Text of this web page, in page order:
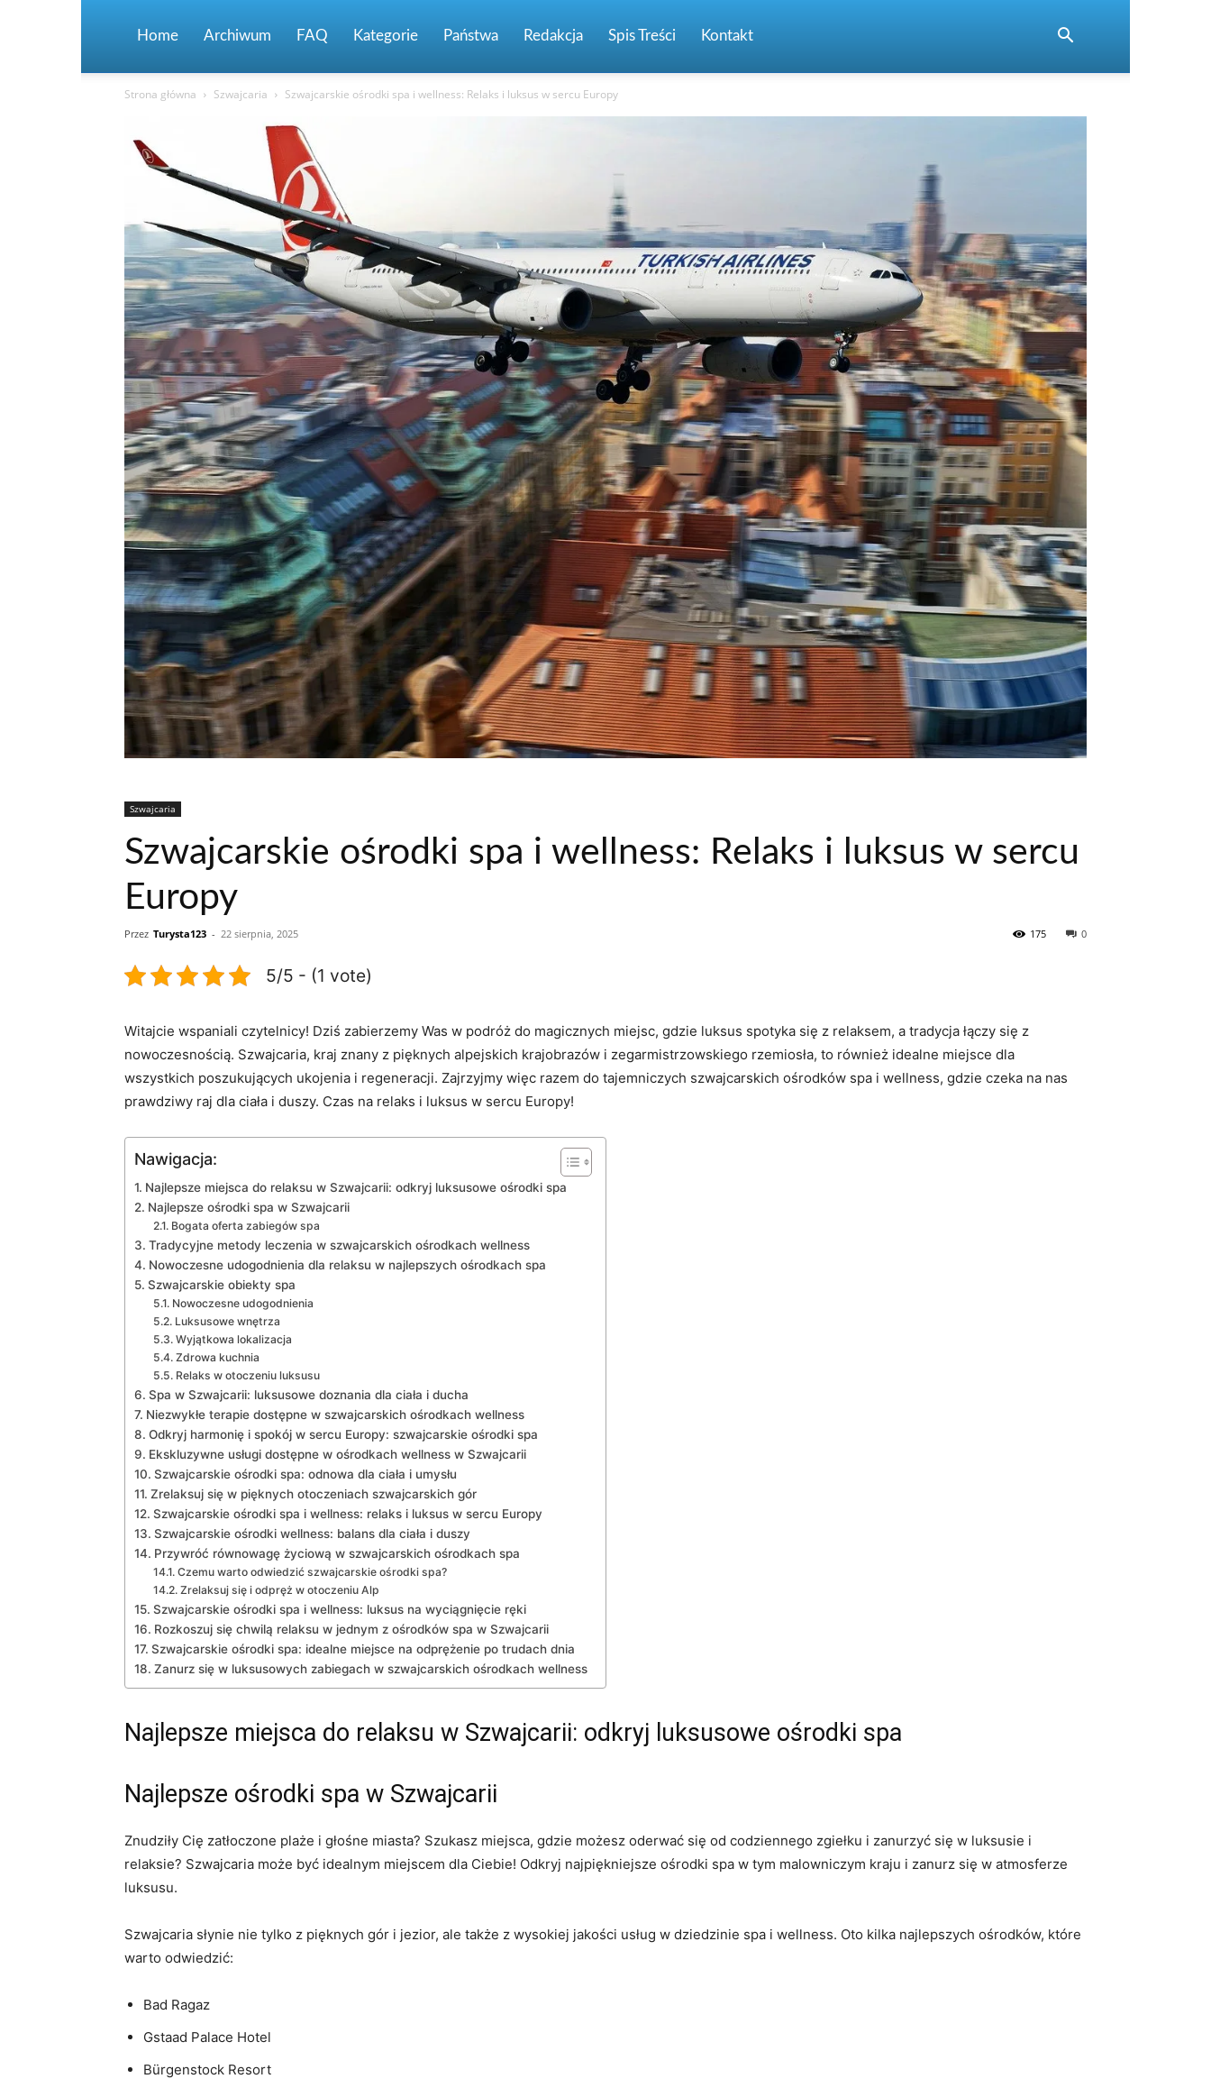
Home Archiwum FAQ Kategorie Państwa Redakcja Spis Treści Kontakt
Strona główna Szwajcaria Szwajcarskie ośrodki spa i wellness: Relaks i luksus w sercu Europy
Szwajcaria
Szwajcarskie ośrodki spa i wellness: Relaks i luksus w sercu
Europy
Przez Turysta123 - 22 sierpnia, 2025 0
175
5/5 - (1 vote)
Witajcie wspaniali czytelnicy! Dziś zabierzemy Was w podróż do magicznych miejsc, gdzie luksus spotyka się z relaksem, a tradycja łączy się z
nowoczesnością. Szwajcaria, kraj​ znany z pięknych alpejskich krajobrazów i zegarmistrzowskiego rzemiosła, ​to również idealne miejsce dla⁢
wszystkich poszukujących ukojenia i regeneracji. Zajrzyjmy więc razem do tajemniczych szwajcarskich ośrodków spa i wellness, gdzie czeka na nas⁣
prawdziwy raj​ dla ciała i duszy. Czas na relaks i‍ luksus w sercu Europy!
Nawigacja:
Najlepsze miejsca do relaksu ‍w Szwajcarii: odkryj luksusowe ośrodki spa
Najlepsze ośrodki ⁣spa w Szwajcarii
Bogata oferta zabiegów spa
Tradycyjne metody leczenia w szwajcarskich ośrodkach wellness
Nowoczesne udogodnienia dla relaksu w najlepszych ośrodkach spa
Szwajcarskie obiekty spa
Nowoczesne udogodnienia
Luksusowe wnętrza
Wyjątkowa lokalizacja
Zdrowa kuchnia
Relaks w otoczeniu luksusu
Spa w Szwajcarii: luksusowe doznania dla ciała i​ ducha
Niezwykłe terapie dostępne w szwajcarskich ośrodkach wellness
Odkryj harmonię i spokój w sercu Europy: szwajcarskie ośrodki spa
Ekskluzywne usługi ⁣dostępne w ośrodkach wellness w Szwajcarii
Szwajcarskie ośrodki spa: odnowa dla⁣ ciała i umysłu
Zrelaksuj się w pięknych otoczeniach⁢ szwajcarskich gór
Szwajcarskie ośrodki spa i wellness: relaks i luksus w sercu Europy
Szwajcarskie ośrodki wellness: balans dla ciała i‍ duszy
Przywróć równowagę życiową w szwajcarskich ośrodkach spa
Czemu warto odwiedzić szwajcarskie ośrodki spa?
Zrelaksuj się i odpręż w ​otoczeniu Alp
Szwajcarskie ośrodki‌ spa i wellness: luksus na wyciągnięcie ręki
Rozkoszuj się chwilą relaksu⁤ w jednym z ośrodków spa‍ w‌ Szwajcarii
Szwajcarskie ośrodki spa: idealne miejsce na ‍odprężenie po trudach dnia
Zanurz się w luksusowych zabiegach w szwajcarskich ośrodkach wellness
Najlepsze miejsca do relaksu ‍w Szwajcarii: odkryj luksusowe ośrodki spa
Najlepsze ośrodki ⁣spa w Szwajcarii
Znudziły Cię zatłoczone plaże i głośne‍ miasta? Szukasz miejsca, gdzie możesz oderwać się od‌ codziennego zgiełku i zanurzyć się w luksusie i
relaksie? Szwajcaria może być idealnym miejscem dla‍ Ciebie!‍ Odkryj najpiękniejsze ośrodki spa w tym malowniczym kraju i zanurz się w atmosferze
luksusu.
Szwajcaria słynie nie tylko z pięknych⁣ gór i jezior, ale także z ⁢wysokiej jakości usług w dziedzinie spa i wellness. Oto ⁤kilka ⁤najlepszych ośrodków, które
warto odwiedzić:
Bad Ragaz
Gstaad Palace Hotel
Bürgenstock‌ Resort